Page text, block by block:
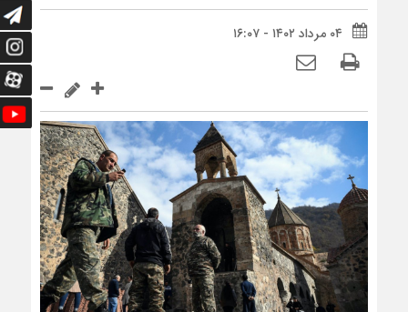
۰۴ مرداد ۱۴۰۲ - ۱۶:۰۷